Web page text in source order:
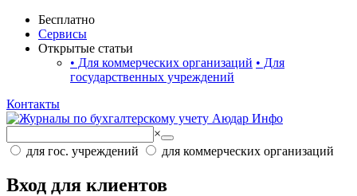
Бесплатно
Сервисы
Открытые статьи
• Для коммерческих организаций • Для
государственных учреждений
Контакты
×
для гос. учреждений
для коммерческих организаций
Вход для клиентов